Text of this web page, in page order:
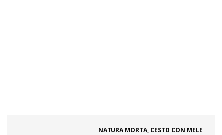
NATURA MORTA, CESTO CON MELE